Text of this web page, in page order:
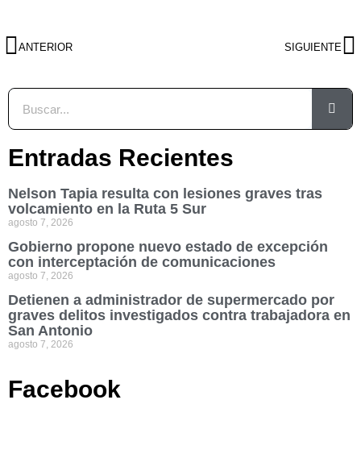
ANTERIOR SIGUIENTE
Entradas Recientes
Nelson Tapia resulta con lesiones graves tras
volcamiento en la Ruta 5 Sur
agosto 7, 2026
Gobierno propone nuevo estado de excepción
con interceptación de comunicaciones
agosto 7, 2026
Detienen a administrador de supermercado por
graves delitos investigados contra trabajadora en
San Antonio
agosto 7, 2026
Facebook